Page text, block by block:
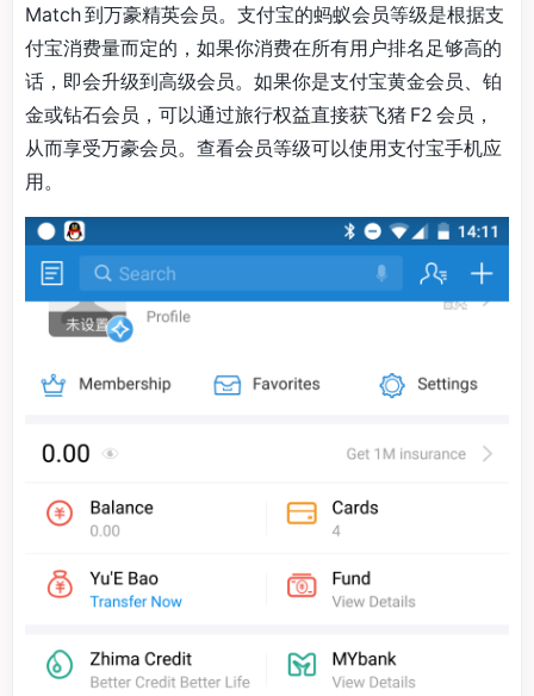
Match 到万豪精英会员。支付宝的蚂蚁会员等级是根据支
付宝消费量而定的，如果你消费在所有用户排名足够高的
话，即会升级到高级会员。如果你是支付宝黄金会员、铂
金或钻石会员，可以通过旅行权益直接获飞猪 F2 会员，
从而享受万豪会员。查看会员等级可以使用支付宝手机应
用。